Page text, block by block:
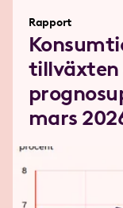
Rapport
tillväxten
mars